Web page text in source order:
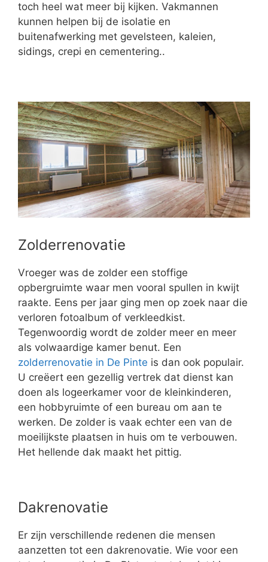
toch heel wat meer bij kijken. Vakmannen
kunnen helpen bij de isolatie en
buitenafwerking met gevelsteen, kaleien,
sidings, crepi en cementering..
Zolderrenovatie
Vroeger was de zolder een stoffige
opbergruimte waar men vooral spullen in kwijt
raakte. Eens per jaar ging men op zoek naar die
verloren fotoalbum of verkleedkist.
Tegenwoordig wordt de zolder meer en meer
als volwaardige kamer benut. Een
zolderrenovatie in De Pinte is dan ook populair.
U creëert een gezellig vertrek dat dienst kan
doen als logeerkamer voor de kleinkinderen,
een hobbyruimte of een bureau om aan te
werken. De zolder is vaak echter een van de
moeilijkste plaatsen in huis om te verbouwen.
Het hellende dak maakt het pittig.
Dakrenovatie
Er zijn verschillende redenen die mensen
aanzetten tot een dakrenovatie. Wie voor een